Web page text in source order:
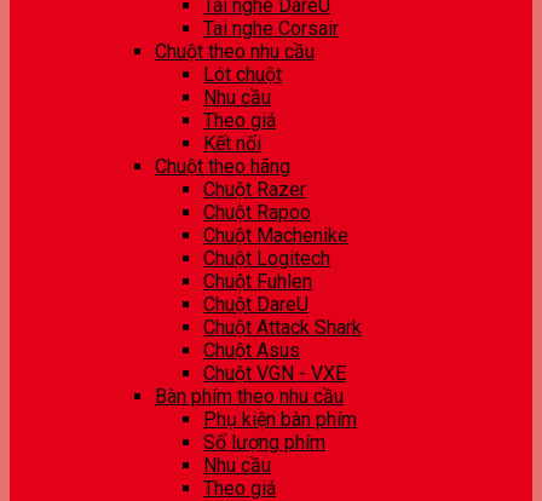
Tai nghe DareU
Tai nghe Corsair
Chuột theo nhu cầu
Lót chuột
Nhu cầu
Theo giá
Kết nối
Chuột theo hãng
Chuột Razer
Chuột Rapoo
Chuột Machenike
Chuột Logitech
Chuột Fuhlen
Chuột DareU
Chuột Attack Shark
Chuột Asus
Chuột VGN - VXE
Bàn phím theo nhu cầu
Phụ kiện bàn phím
Số lượng phím
Nhu cầu
Theo giá